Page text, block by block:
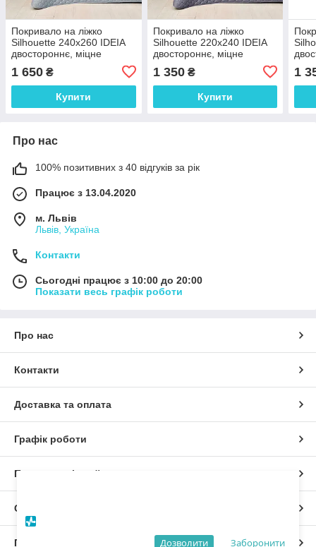
Заборонити
Дозволити
Покривало на ліжко
Silhouette 240x260 IDEIA
двостороннє, міцне
антиалергенне волоконо
1 650 ₴
Купити
Покривало на ліжко
Silhouette 220x240 IDEIA
двостороннє, міцне
антиалергенне волоконо
1 350₴
Купити
1
Про нас
100% позитивних з 40 відгуків за рік
Працює з 13.04.2020
м. Львів
Львів, Україна
Контакти
Сьогодні працює з 10:00 до 20:00
Показати весь графік роботи
Про нас
Контакти
Доставка та оплата
Графік роботи
Повна версія сайту
Сайт створено на маркетплейсі
Політика конфіденційності